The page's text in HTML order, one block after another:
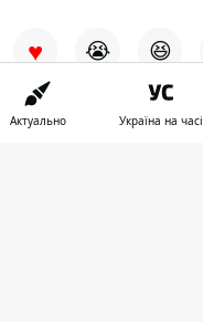
♥ 😭 😆
Актуально Україна на часі